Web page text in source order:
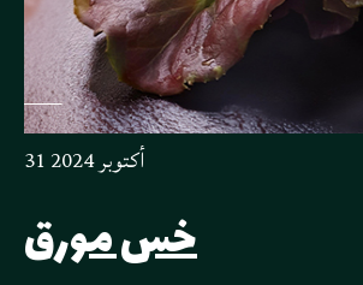
31 أكتوبر 2024
خس مورق